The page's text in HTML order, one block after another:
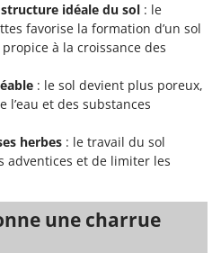
idéale du sol : le
favorise la formation d’un sol
à la croissance des
: le sol devient plus poreux,
l’eau et des substances
herbes : le travail du sol
adventices et de limiter les
une charrue